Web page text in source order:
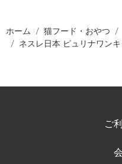
ホーム 猫フード・おやつ
ネスレ日本 ピュリナワン
ご